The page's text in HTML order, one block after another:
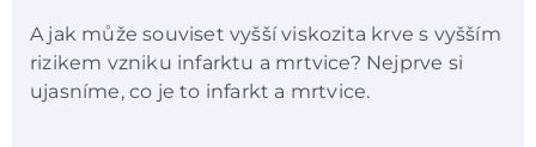
A jak může souviset vyšší viskozita krve s vyšším
rizikem vzniku infarktu a mrtvice? Nejprve si
ujasníme, co je to infarkt a mrtvice.